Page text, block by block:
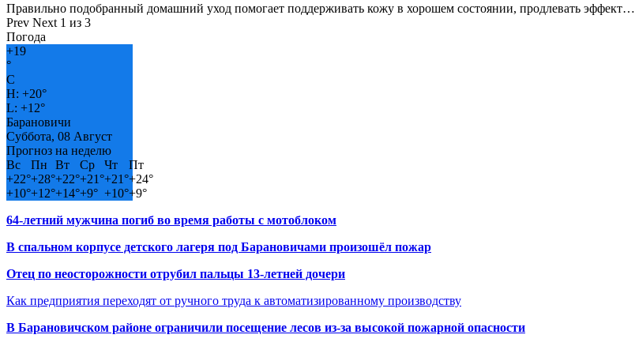
Правильно подобранный домашний уход помогает поддерживать кожу в хорошем состоянии, продлевать эффект…
Prev Next 1 из 3
Погода
+19
°
C
H: +20°
L: +12°
Барановичи
Суббота, 08 Август
Прогноз на неделю
Вс
Пн Вт Ср Чт
Пт
+22°+28°+22°+21°+21°+24°
+10°+12°+14°+9° +10°+9°
64-летний мужчина погиб во время работы с мотоблоком
В спальном корпусе детского лагеря под Барановичами произошёл пожар
Отец по неосторожности отрубил пальцы 13-летней дочери
Как предприятия переходят от ручного труда к автоматизированному производству
В Барановичском районе ограничили посещение лесов из-за высокой пожарной опасности